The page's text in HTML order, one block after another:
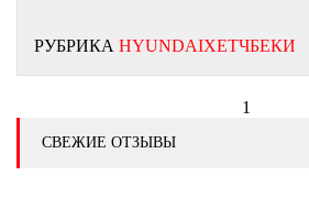
РУБРИКА HYUNDAIХЕТЧБЕКИ
1
СВЕЖИЕ ОТЗЫВЫ